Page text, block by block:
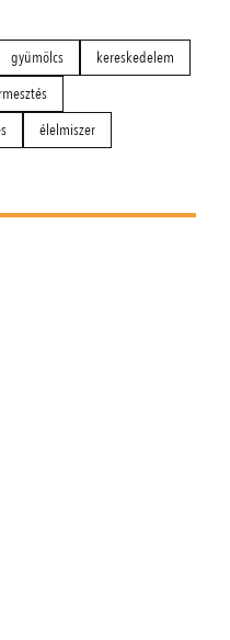
gyümölcs
kereskedelem
élelmiszer